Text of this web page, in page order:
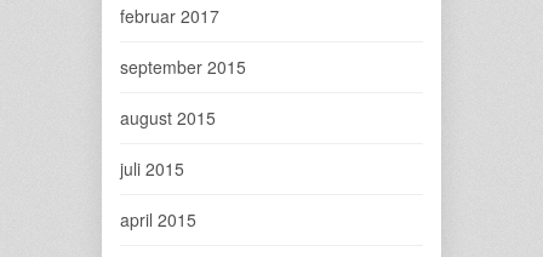
februar 2017
september 2015
august 2015
juli 2015
april 2015